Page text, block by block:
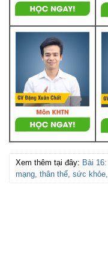
Xem thêm tại đây: Bài
mạng, thân thể, sức